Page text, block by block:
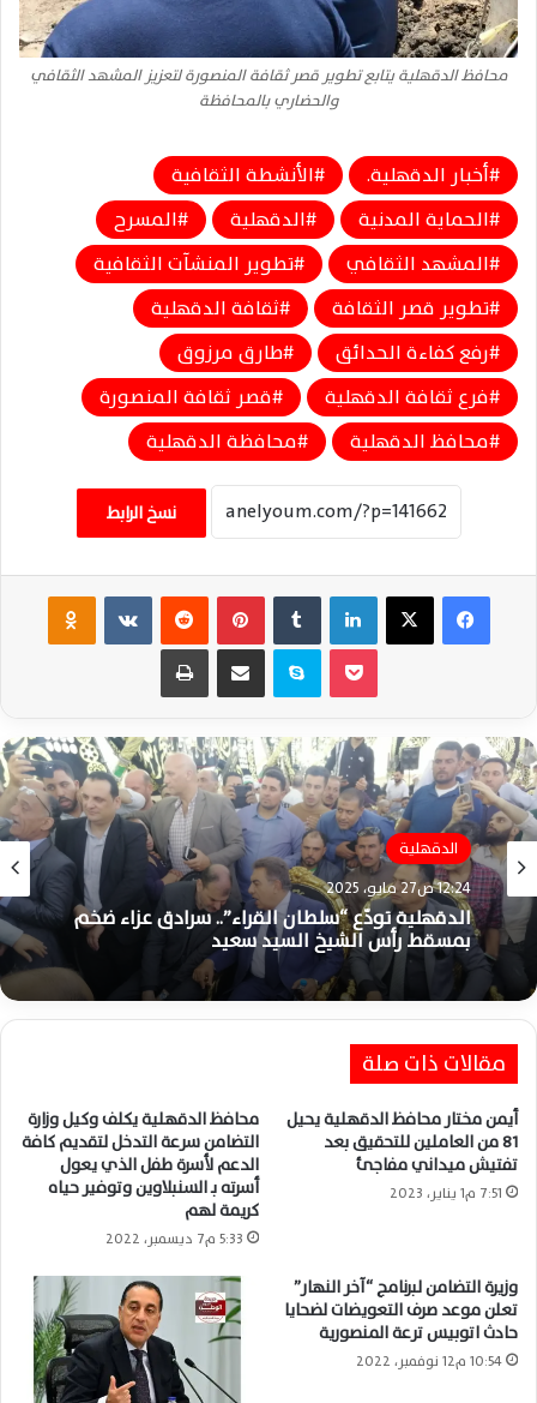
محافظ الدقهلية يتابع تطوير قصر ثقافة المنصورة لتعزيز المشهد الثقافي
والحضاري بالمحافظة
أخبار الدقهلية.
الأنشطة الثقافية
الحماية المدنية
الدقهلية
المسرح
المشهد الثقافي
تطوير المنشآت الثقافية
تطوير قصر الثقافة
ثقافة الدقهلية
رفع كفاءة الحدائق
طارق مرزوق
فرع ثقافة الدقهلية
قصر ثقافة المنصورة
محافظ الدقهلية
محافظة الدقهلية
نسخ الرابط
فيسبوك ‫X لينكدإن بينتيريست ‏VKontakte
سكايب مشاركة عبر البريد طباعة
الدقهلية
12:24 ص27 مايو، 2025
الدقهلية تودّع “سلطان القراء”.. سرادق عزاء ضخم
بمسقط رأس الشيخ السيد سعيد
مقالات ذات صلة
أيمن مختار محافظ الدقهلية يحيل
81 من العاملين للتحقيق بعد
تفتيش ميداني مفاجئ
7:51 م1 يناير، 2023
محافظ الدقهلية يكلف وكيل وزارة
التضامن سرعة التدخل لتقديم كافة
الدعم لأسرة طفل الذي يعول
أسرته بـ السنبلاوين وتوفير حياه
كريمة لهم
5:33 م7 ديسمبر، 2022
وزيرة التضامن لبرنامج “آخر النهار”
تعلن موعد صرف التعويضات لضحايا
حادث اتوبيس ترعة المنصورية
10:54 م12 نوفمبر، 2022